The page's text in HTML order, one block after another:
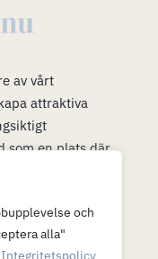
och
alla"
Integritetspolicy
av vårt
attraktiva
som en plats där
Våra evenemang
kan vi
möjligheterna att